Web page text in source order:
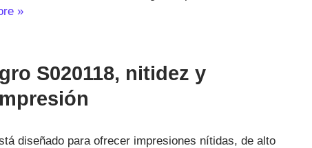
»
S020118, nitidez y
diseñado para ofrecer impresiones nítidas, de alto